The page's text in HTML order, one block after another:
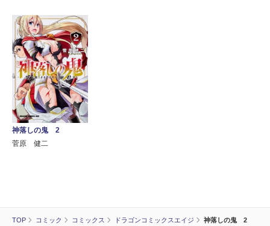
TOP コミック コミックス ドラゴンコミックスエイジ 神落しの鬼 2
神落しの鬼 2
菅原 健二